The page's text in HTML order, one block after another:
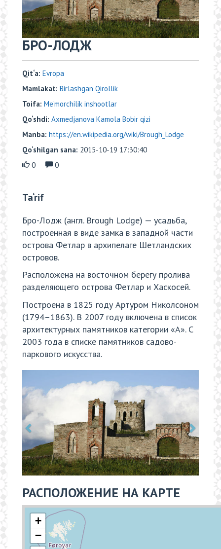
БРО-ЛОДЖ
Qit‘a: Evropa
Mamlakat: Birlashgan Qirollik
Toifa: Me‘morchilik inshootlar
Qo‘shdi: Axmedjanova Kamola Bobir qizi
Manba: https://en.wikipedia.org/wiki/Brough_Lodge
Qo‘shilgan sana: 2015-10-19 17:30:40
0
0
Ta‘rif
Бро-Лодж (англ. Brough Lodge) — усадьба,
построенная в виде замка в западной части
острова Фетлар в архипелаге Шетландских
островов.
Расположена на восточном берегу пролива
разделяющего острова Фетлар и Хаскосей.
Построена в 1825 году Артуром Николсоном
(1794–1863). В 2007 году включена в список
архитектурных памятников категории «A». С
2003 года в списке памятников садово-
паркового искусства.
РАСПОЛОЖЕНИЕ НА КАРТЕ
+
−